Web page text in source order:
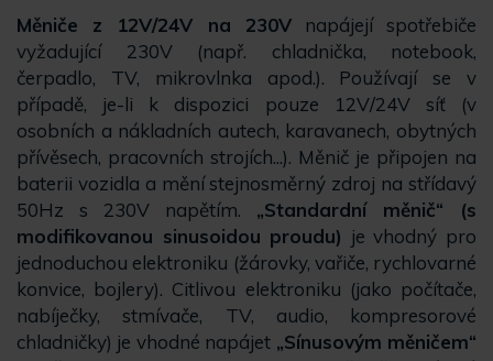
Měniče z 12V/24V na 230Vnapájejí spotřebiče
vyžadující 230V (např. chladnička, notebook,
čerpadlo, TV, mikrovlnka apod.). Používají se v
případě, je-li k dispozici pouze 12V/24V síť (v
osobních a nákladních autech, karavanech, obytných
přívěsech, pracovních strojích...). Měnič je připojen na
baterii vozidla a mění stejnosměrný zdroj na střídavý
50Hz s 230V napětím. „Standardní měnič“ (s
modifikovanou sinusoidou proudu) je vhodný pro
jednoduchou elektroniku (žárovky, vařiče, rychlovarné
konvice, bojlery). Citlivou elektroniku (jako počítače,
nabíječky, stmívače, TV, audio, kompresorové
chladničky) je vhodné napájet „Sínusovým měničem“